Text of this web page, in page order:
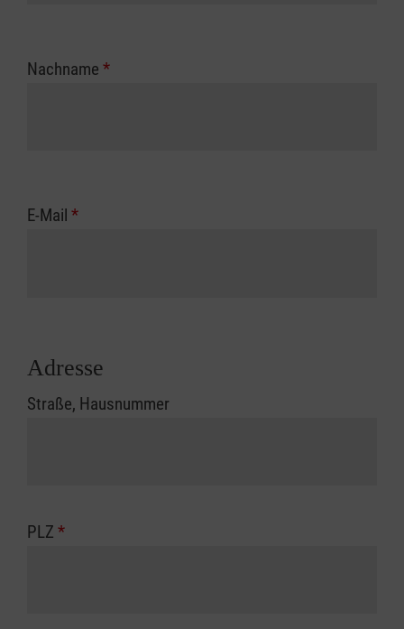
Nachname *
E-Mail *
Adresse
Straße, Hausnummer
PLZ *